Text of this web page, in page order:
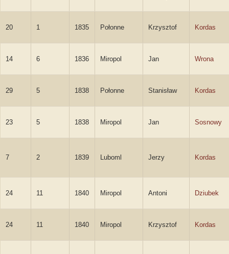
20 1 1835 Połonne Krzysztof Kordas
14 6 1836 Miropol Jan Wrona
29 5 1838 Połonne Stanisław Kordas
23 5 1838 Miropol Jan Sosnowy
7 2 1839 Luboml Jerzy Kordas
24 11 1840 Miropol Antoni Dziubek
24 11 1840 Miropol Krzysztof Kordas